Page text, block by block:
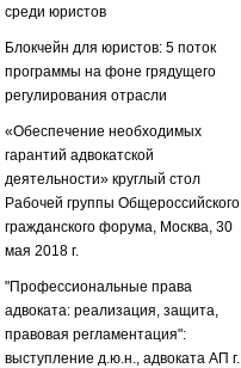
среди юристов
Блокчейн для юристов: 5 поток
программы на фоне грядущего
регулирования отрасли
«Обеспечение необходимых
гарантий адвокатской
деятельности» круглый стол
Рабочей группы Общероссийского
гражданского форума, Москва, 30
мая 2018 г.
"Профессиональные права
адвоката: реализация, защита,
правовая регламентация":
выступление д.ю.н., адвоката АП г.